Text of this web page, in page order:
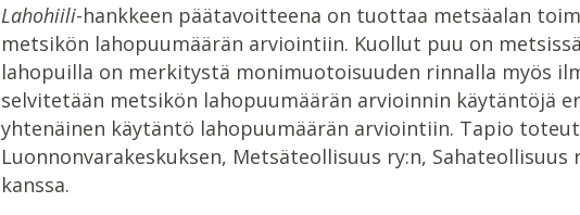
Lahohiili-hankkeen päätavoitteena on tuottaa metsäalan
metsikön lahopuumäärän arviointiin. Kuollut puu on
lahopuilla on merkitystä monimuotoisuuden rinnalla myös
selvitetään metsikön lahopuumäärän arvioinnin käytäntöjä
yhtenäinen käytäntö lahopuumäärän arviointiin. Tapio
Luonnonvarakeskuksen, Metsäteollisuus ry:n,
kanssa.